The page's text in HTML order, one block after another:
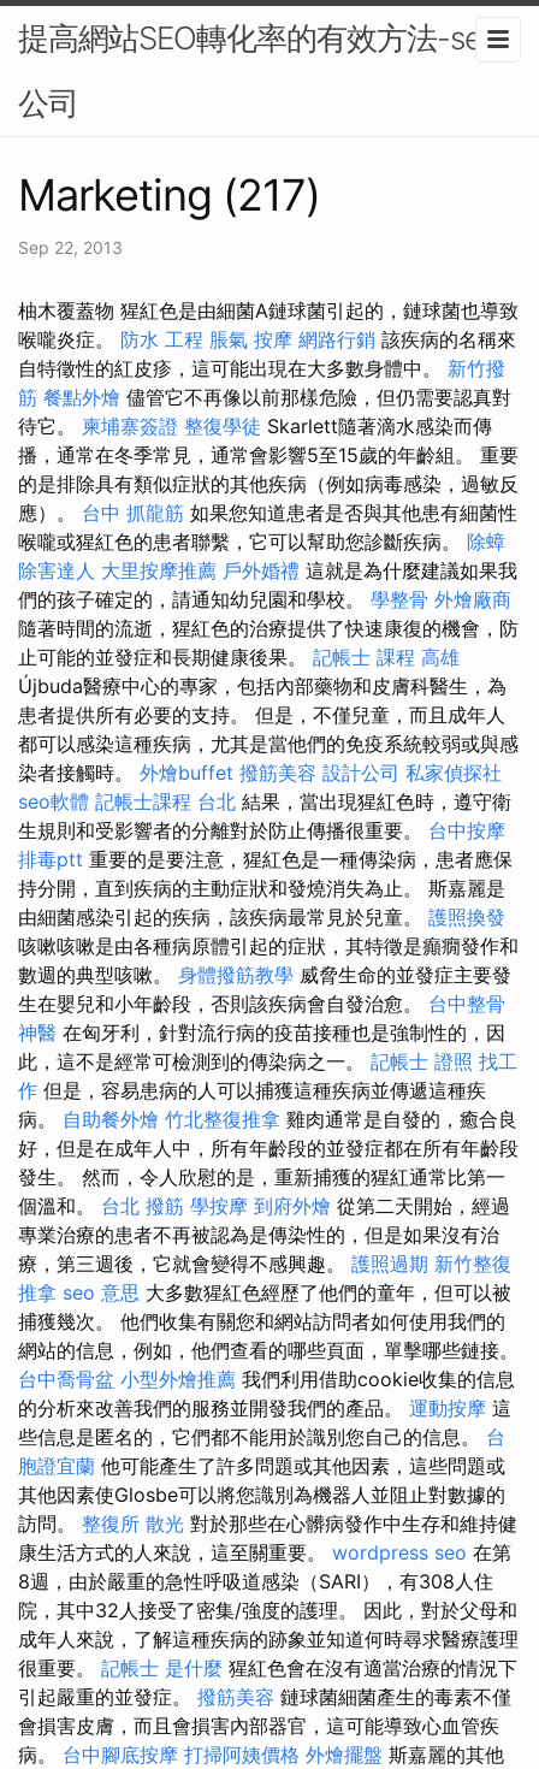
提高網站SEO轉化率的有效方法-seo
公司
Marketing (217)
Sep 22, 2013
柚木覆蓋物 猩紅色是由細菌A鏈球菌引起的，鏈球菌也導致
喉嚨炎症。 防水 工程 脹氣 按摩 網路行銷 該疾病的名稱來
自特徵性的紅皮疹，這可能出現在大多數身體中。 新竹撥
筋 餐點外燴 儘管它不再像以前那樣危險，但仍需要認真對
待它。 柬埔寨簽證 整復學徒 Skarlett隨著滴水感染而傳
播，通常在冬季常見，通常會影響5至15歲的年齡組。 重要
的是排除具有類似症狀的其他疾病（例如病毒感染，過敏反
應）。 台中 抓龍筋 如果您知道患者是否與其他患有細菌性
喉嚨或猩紅色的患者聯繫，它可以幫助您診斷疾病。 除蟑
除害達人 大里按摩推薦 戶外婚禮 這就是為什麼建議如果我
們的孩子確定的，請通知幼兒園和學校。 學整骨 外燴廠商
隨著時間的流逝，猩紅色的治療提供了快速康復的機會，防
止可能的並發症和長期健康後果。 記帳士 課程 高雄
Újbuda醫療中心的專家，​​包括內部藥物和皮膚科醫生，為
患者提供所有必要的支持。 但是，不僅兒童，而且成年人
都可以感染這種疾病，尤其是當他們的免疫系統較弱或與感
染者接觸時。 外燴buffet 撥筋美容 設計公司 私家偵探社
seo軟體 記帳士課程 台北 結果，當出現猩紅色時，遵守衛
生規則和受影響者的分離對於防止傳播很重要。 台中按摩
排毒ptt 重要的是要注意，猩紅色是一種傳染病，患者應保
持分開，直到疾病的主動症狀和發燒消失為止。 斯嘉麗是
由細菌感染引起的疾病，該疾病最常見於兒童。 護照換發
咳嗽咳嗽是由各種病原體引起的症狀，其特徵是癲癇發作和
數週的典型咳嗽。 身體撥筋教學 威脅生命的並發症主要發
生在嬰兒和小年齡段，否則該疾病會自發治愈。 台中整骨
神醫 在匈牙利，針對流行病的疫苗接種也是強制性的，因
此，這不是經常可檢測到的傳染病之一。 記帳士 證照 找工
作 但是，容易患病的人可以捕獲這種疾病並傳遞這種疾
病。 自助餐外燴 竹北整復推拿 雞肉通常是自發的，癒合良
好，但是在成年人中，所有年齡段的並發症都在所有年齡段
發生。 然而，令人欣慰的是，重新捕獲的猩紅通常比第一
個溫和。 台北 撥筋 學按摩 到府外燴 從第二天開始，經過
專業治療的患者不再被認為是傳染性的，但是如果沒有治
療，第三週後，它就會變得不感興趣。 護照過期 新竹整復
推拿 seo 意思 大多數猩紅色經歷了他們的童年，但可以被
捕獲幾次。 他們收集有關您和網站訪問者如何使用我們的
網站的信息，例如，他們查看的哪些頁面，單擊哪些鏈接。
台中喬骨盆 小型外燴推薦 我們利用借助cookie收集的信息
的分析來改善我們的服務並開發我們的產品。 運動按摩 這
些信息是匿名的，它們都不能用於識別您自己的信息。 台
胞證宜蘭 他可能產生了許多問題或其他因素，這些問題或
其他因素使Glosbe可以將您識別為機器人並阻止對數據的
訪問。 整復所 散光 對於那些在心髒病發作中生存和維持健
康生活方式的人來說，這至關重要。 wordpress seo 在第
8週，由於嚴重的急性呼吸道感染（SARI），有308人住
院，其中32人接受了密集/強度的護理。 因此，對於父母和
成年人來說，了解這種疾病的跡象並知道何時尋求醫療護理
很重要。 記帳士 是什麼 猩紅色會在沒有適當治療的情況下
引起嚴重的並發症。 撥筋美容 鏈球菌細菌產生的毒素不僅
會損害皮膚，而且會損害內部器官，這可能導致心血管疾
病。 台中腳底按摩 打掃阿姨價格 外燴擺盤 斯嘉麗的其他